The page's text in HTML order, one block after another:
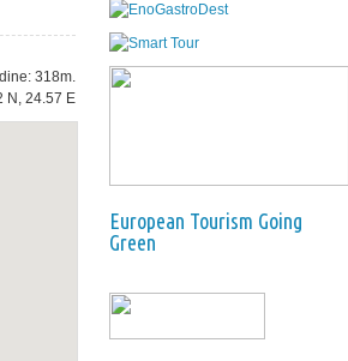
318m.
N, 24.57 E
European Tourism Going
Green